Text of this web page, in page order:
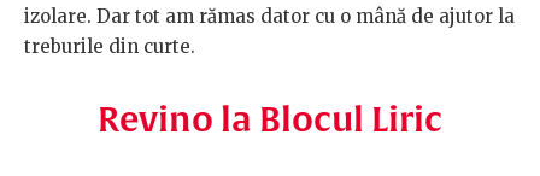
izolare. Dar tot am rămas dator cu o mână de ajutor la
treburile din curte.
Revino la Blocul Liric